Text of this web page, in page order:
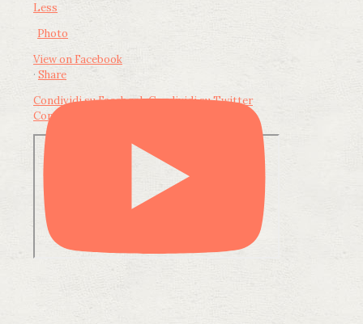
Less
Photo
View on Facebook
· Share
Condividi su FacebookCondividi su Twitter
Condividi su LinkedIn